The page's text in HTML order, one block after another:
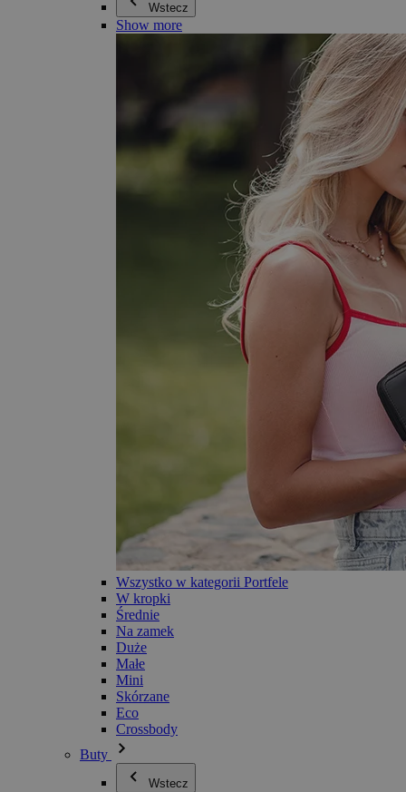
Wstecz
Show more
Wszystko w kategorii Portfele
W kropki
Średnie
Na zamek
Duże
Małe
Mini
Skórzane
Eco
Crossbody
Buty
Wstecz